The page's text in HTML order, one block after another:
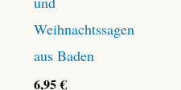
Weihnachtssagen
aus Baden
6,95€